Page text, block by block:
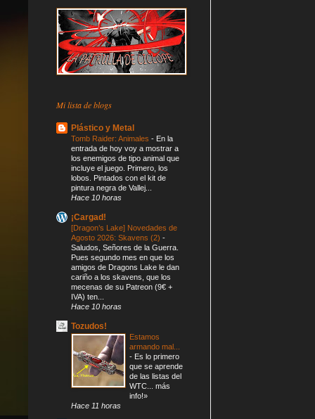
Mi lista de blogs
Plástico y Metal
Tomb Raider: Animales - En la
entrada de hoy voy a mostrar a
los enemigos de tipo animal que
incluye el juego. Primero, los
lobos. Pintados con el kit de
pintura negra de Vallej...
Hace 10 horas
¡Cargad!
[Dragon’s Lake] Novedades de
Agosto 2026: Skavens (2) -
Saludos, Señores de la Guerra.
Pues segundo mes en que los
amigos de Dragons Lake le dan
cariño a los skavens, que los
mecenas de su Patreon (9€ +
IVA) ten...
Hace 10 horas
Tozudos!
Estamos
armando mal...
- Es lo primero
que se aprende
de las listas del
WTC... más
info!»
Hace 11 horas